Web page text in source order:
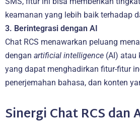
keamanan yang lebih baik terhadap
3. Berintegrasi dengan AI
Chat RCS menawarkan peluang
dengan artificial intelligence (AI) atau
yang dapat menghadirkan fitur-fitur
penerjemahan bahasa, dan konten
Sinergi Chat RCS dan